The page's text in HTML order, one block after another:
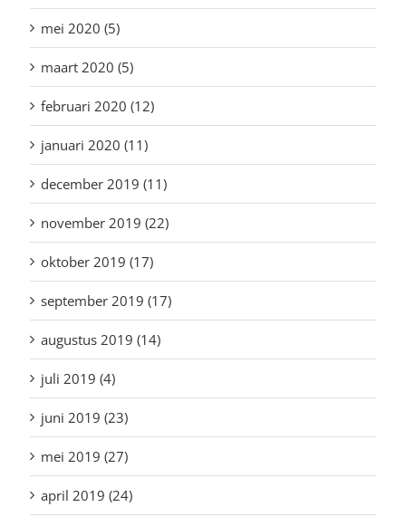
mei 2020 (5)
maart 2020 (5)
februari 2020 (12)
januari 2020 (11)
december 2019 (11)
november 2019 (22)
oktober 2019 (17)
september 2019 (17)
augustus 2019 (14)
juli 2019 (4)
juni 2019 (23)
mei 2019 (27)
april 2019 (24)